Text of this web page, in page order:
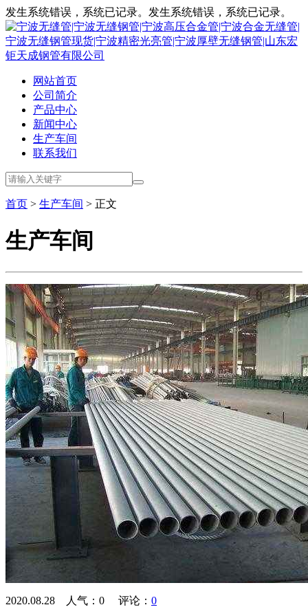
发生系统错误，系统已记录。发生系统错误，系统已记录。
网站首页
公司简介
产品中心
新闻中心
生产车间
联系我们
首页 > 生产车间 > 正文
生产车间
2020.08.28 人气： 0 评论： 0